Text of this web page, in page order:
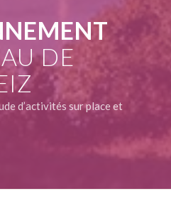
DE
d’activités sur place et